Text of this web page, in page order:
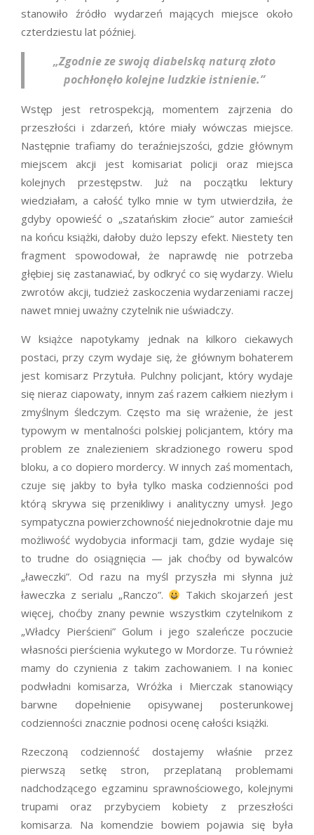
stanowiło źródło wydarzeń mających miejsce około
czterdziestu lat później.
„Zgodnie ze swoją diabelską naturą złoto
pochłonęło kolejne ludzkie istnienie.”
Wstęp jest retrospekcją, momentem zajrzenia do
przeszłości i zdarzeń, które miały wówczas miejsce.
Następnie trafiamy do teraźniejszości, gdzie głównym
miejscem akcji jest komisariat policji oraz miejsca
kolejnych przestępstw. Już na początku lektury
wiedziałam, a całość tylko mnie w tym utwierdziła, że
gdyby opowieść o „szatańskim złocie” autor zamieścił
na końcu książki, dałoby dużo lepszy efekt. Niestety ten
fragment spowodował, że naprawdę nie potrzeba
głębiej się zastanawiać, by odkryć co się wydarzy. Wielu
zwrotów akcji, tudzież zaskoczenia wydarzeniami raczej
nawet mniej uważny czytelnik nie uświadczy.
W książce napotykamy jednak na kilkoro ciekawych
postaci, przy czym wydaje się, że głównym bohaterem
jest komisarz Przytuła. Pulchny policjant, który wydaje
się nieraz ciapowaty, innym zaś razem całkiem niezłym i
zmyślnym śledczym. Często ma się wrażenie, że jest
typowym w mentalności polskiej policjantem, który ma
problem ze znalezieniem skradzionego roweru spod
bloku, a co dopiero mordercy. W innych zaś momentach,
czuje się jakby to była tylko maska codzienności pod
którą skrywa się przenikliwy i analityczny umysł. Jego
sympatyczna powierzchowność niejednokrotnie daje mu
możliwość wydobycia informacji tam, gdzie wydaje się
to trudne do osiągnięcia — jak choćby od bywalców
„ławeczki”. Od razu na myśl przyszła mi słynna już
ławeczka z serialu „Ranczo”.
Takich skojarzeń jest
więcej, choćby znany pewnie wszystkim czytelnikom z
„Władcy Pierścieni” Golum i jego szaleńcze poczucie
własności pierścienia wykutego w Mordorze. Tu również
mamy do czynienia z takim zachowaniem. I na koniec
podwładni komisarza, Wróżka i Mierczak stanowiący
barwne dopełnienie opisywanej posterunkowej
codzienności znacznie podnosi ocenę całości książki.
Rzeczoną codzienność dostajemy właśnie przez
pierwszą setkę stron, przeplataną problemami
nadchodzącego egzaminu sprawnościowego, kolejnymi
trupami oraz przybyciem kobiety z przeszłości
komisarza. Na komendzie bowiem pojawia się była